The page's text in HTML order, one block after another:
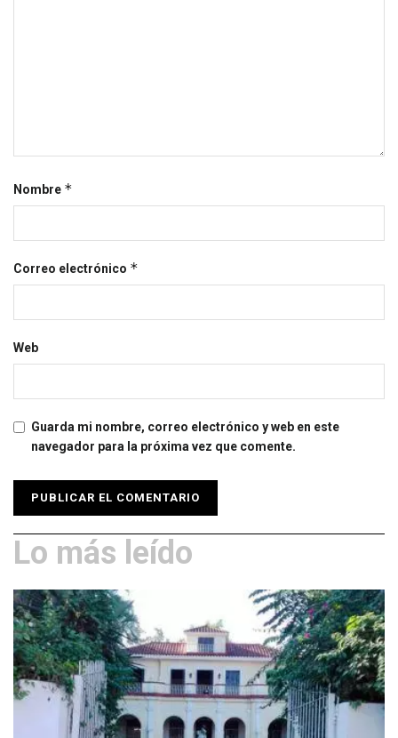
Nombre *
Correo electrónico *
Web
Guarda mi nombre, correo electrónico y web en este
navegador para la próxima vez que comente.
Lo más leído